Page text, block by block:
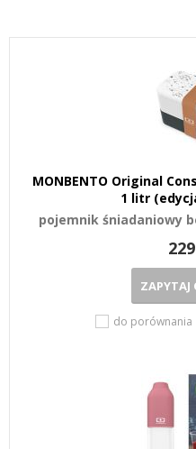
MONBENTO Original
1 litr
pojemnik śniadaniowy
ZAPYTAJ
do porównania